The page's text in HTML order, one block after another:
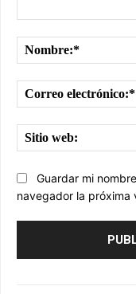
Guardar mi
navegador la próxima